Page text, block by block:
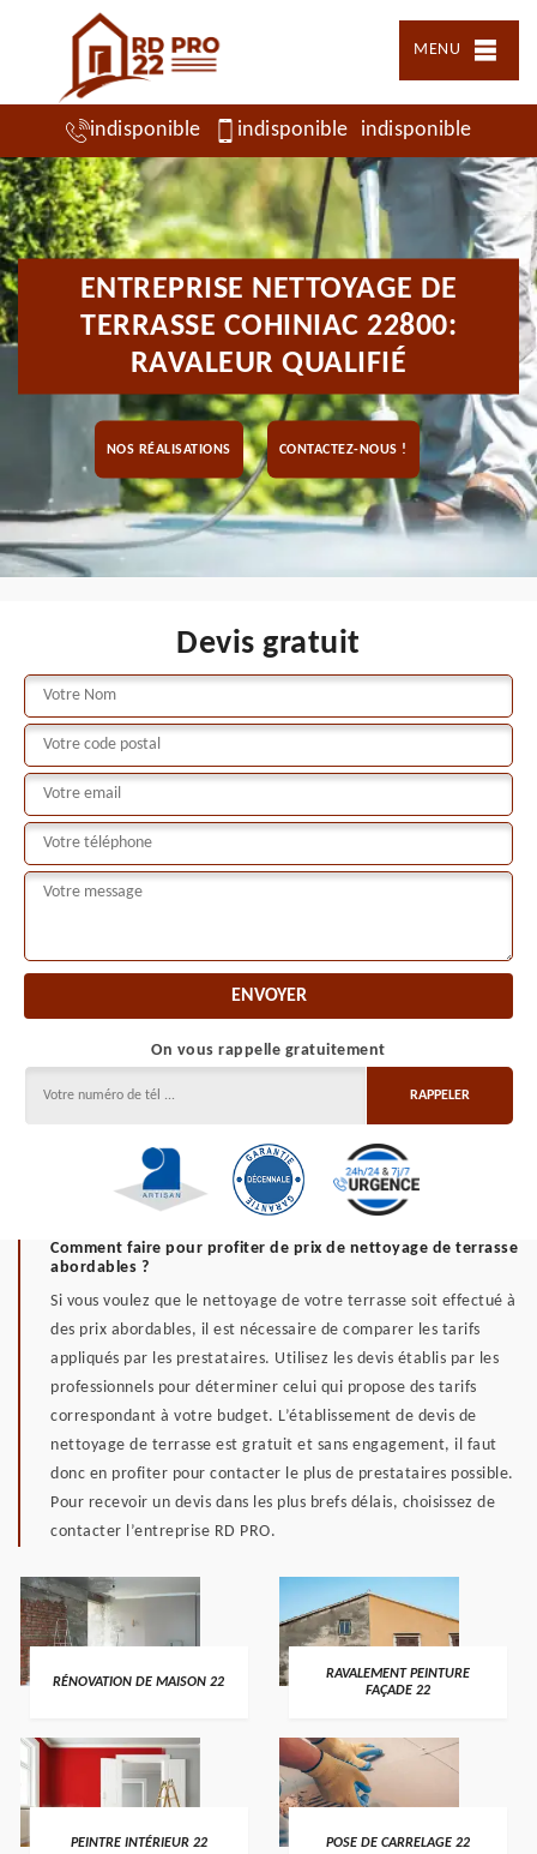
MENU
indisponible indisponible indisponible
ENTREPRISE NETTOYAGE DE
TERRASSE COHINIAC 22800:
RAVALEUR QUALIFIÉ
NOS RÉALISATIONS CONTACTEZ-NOUS !
Devis gratuit
On vous rappelle gratuitement
Comment faire pour profiter de prix de nettoyage de terrasse
abordables ?
Si vous voulez que le nettoyage de votre terrasse soit effectué à
des prix abordables, il est nécessaire de comparer les tarifs
appliqués par les prestataires. Utilisez les devis établis par les
professionnels pour déterminer celui qui propose des tarifs
correspondant à votre budget. L’établissement de devis de
nettoyage de terrasse est gratuit et sans engagement, il faut
donc en profiter pour contacter le plus de prestataires possible.
Pour recevoir un devis dans les plus brefs délais, choisissez de
contacter l’entreprise RD PRO.
RÉNOVATION DE MAISON 22
RAVALEMENT PEINTURE
FAÇADE 22
PEINTRE INTÉRIEUR 22 POSE DE CARRELAGE 22